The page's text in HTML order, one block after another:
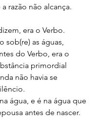
razão não alcança.
era o Verbo.
sob(re) as águas,
do Verbo, era o
primordial
não havia se
água, e é na água que
antes de nascer.